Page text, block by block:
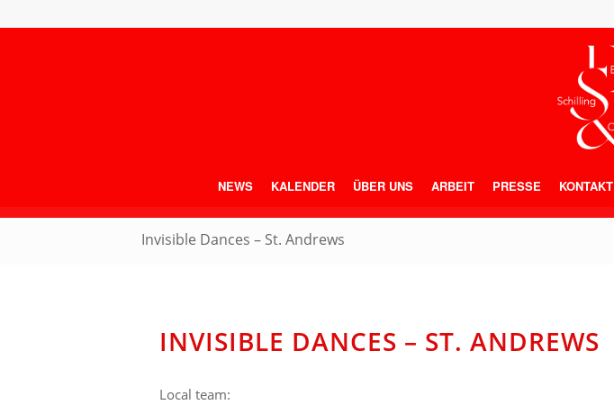
NEWS KALENDER ÜBER UNS ARBEIT PRESSE KONTAKT
Invisible Dances – St. Andrews
INVISIBLE DANCES – ST. ANDREWS
Local team: